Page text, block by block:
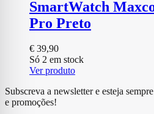
SmartWatch
Pro Preto
€ 39,90
Só 2 em stock
Ver produto
Subscreva a newsletter e esteja
e promoções!